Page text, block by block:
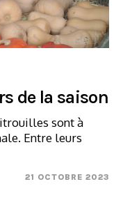
de la saison
sont à
Entre leurs
21 OCTOBRE 2023